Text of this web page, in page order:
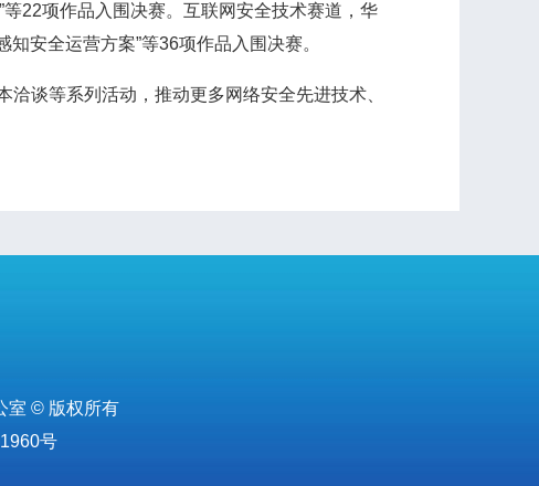
22项作品入围决赛。互联网安全技术赛道，华
安全运营方案”等36项作品入围决赛。
谈等系列活动，推动更多网络安全先进技术、
室 © 版权所有
号